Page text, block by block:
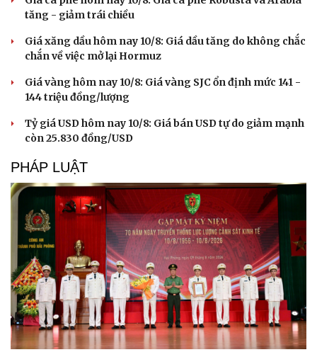
Doanh nhân
Vì cộng đồng
Trải nghiệm
tăng - giảm trái chiều
Giá xăng dầu hôm nay 10/8: Giá dầu tăng do không chắc
chắn về việc mở lại Hormuz
Giá vàng hôm nay 10/8: Giá vàng SJC ổn định mức 141 -
144 triệu đồng/lượng
Tỷ giá USD hôm nay 10/8: Giá bán USD tự do giảm mạnh
còn 25.830 đồng/USD
PHÁP LUẬT